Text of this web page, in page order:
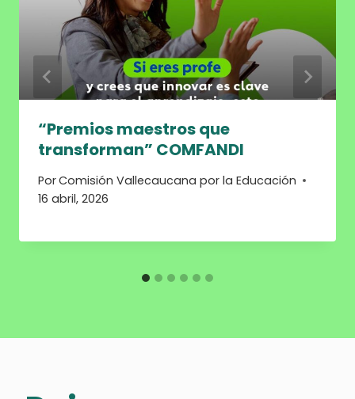
“Premios maestros que
transforman” COMFANDI
PorComisión Vallecaucana por la Educación
16 abril, 2026